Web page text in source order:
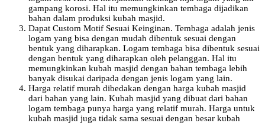
gampang korosi. Hal itu memungkinkan tembaga dijadikan
bahan dalam produksi kubah masjid.
Dapat Custom Motif Sesuai Keinginan. Tembaga adalah jenis
logam yang bisa dengan mudah dibentuk sesuai dengan
bentuk yang diharapkan. Logam tembaga bisa dibentuk sesuai
dengan bentuk yang diharapkan oleh pelanggan. Hal itu
memungkinkan kubah masjid dengan bahan tembaga lebih
banyak disukai daripada dengan jenis logam yang lain.
Harga relatif murah dibedakan dengan harga kubah masjid
dari bahan yang lain. Kubah masjid yang dibuat dari bahan
logam tembaga punya harga yang relatif murah. Harga untuk
kubah masjid juga tidak sama sesuai dengan besar kubah